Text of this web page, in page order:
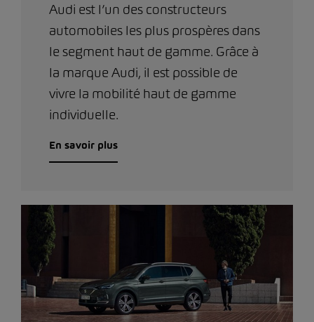
Audi est l’un des constructeurs
automobiles les plus prospères dans
le segment haut de gamme. Grâce à
la marque Audi, il est possible de
vivre la mobilité haut de gamme
individuelle.
En savoir plus